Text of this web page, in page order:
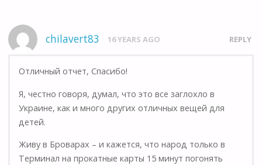
chilavert83 16 YEARS AGO REPLY
Отличный отчет, Спасибо!
Я, честно говоря, думал, что это все заглохло в
Украине, как и много других отличных вещей для
детей.
Живу в Броварах – и кажется, что народ только в
Терминал на прокатные карты 15 минут погонять